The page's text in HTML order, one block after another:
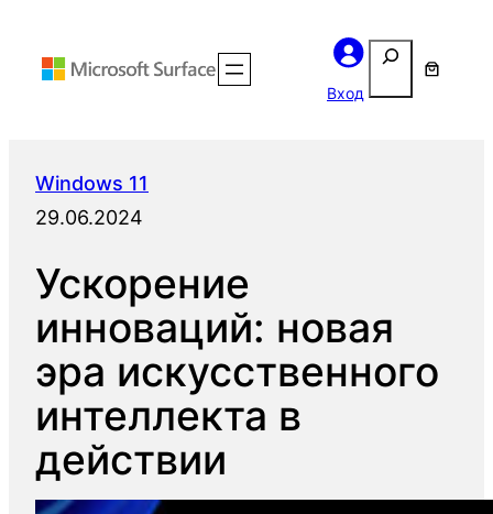
Вход
Поиск
Windows 11
29.06.2024
Ускорение
инноваций: новая
эра искусственного
интеллекта в
действии